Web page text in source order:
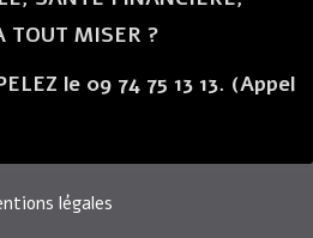
TOUT MISER ?
le 09 74 75 13 13. (Appel
légales